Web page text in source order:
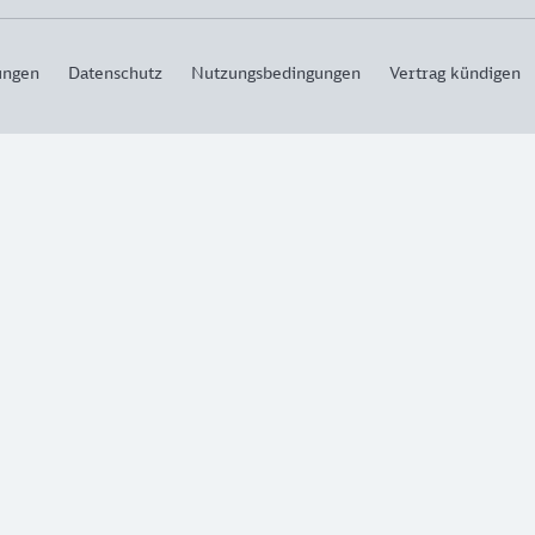
Datenschutz Nutzungsbedingungen Vertrag kündigen